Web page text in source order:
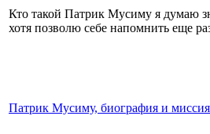
Кто такой Патрик Мусиму я думаю
хотя позволю себе напомнить еще
Патрик Мусиму, биография и